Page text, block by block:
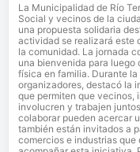
La Municipalidad de Río
Social y vecinos de la
una propuesta solidaria
actividad se realizará este
la comunidad. La jornada
una bienvenida para
física en familia. Durante
organizadores, destacó la
que permiten que vecinos,
involucren y trabajen
colaborar pueden acercar
también están invitados a
comercios e industrias